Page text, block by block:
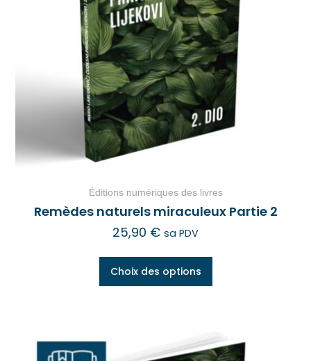
Éditions numériques des livres
Remèdes naturels miraculeux Partie 2
25,90 € sa PDV
Choix des options